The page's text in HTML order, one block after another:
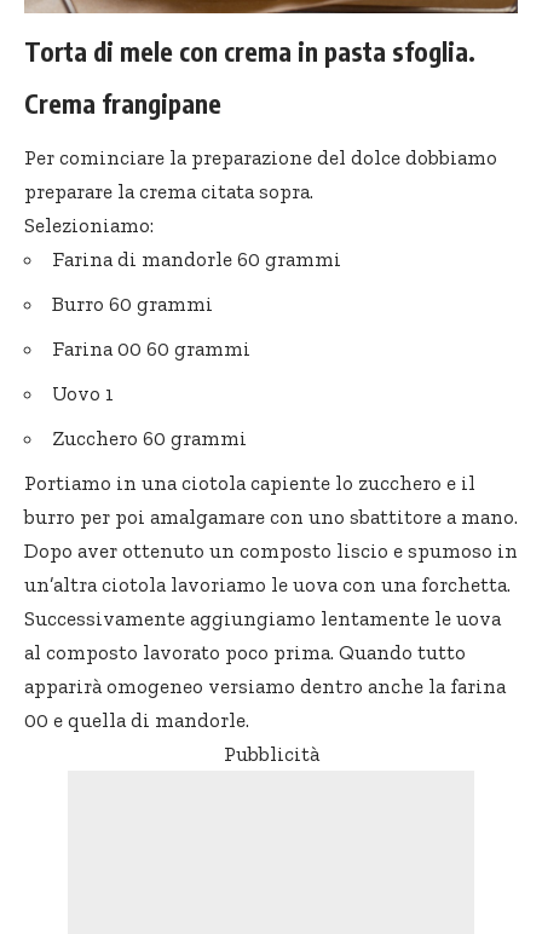
Torta di mele con crema in pasta sfoglia.
Crema frangipane
Per cominciare la preparazione del dolce dobbiamo
preparare la crema citata sopra.
Selezioniamo:
Farina di mandorle 60 grammi
Burro 60 grammi
Farina 00 60 grammi
Uovo 1
Zucchero 60 grammi
Portiamo in una ciotola capiente lo zucchero e il
burro per poi amalgamare con uno sbattitore a mano.
Dopo aver ottenuto un composto liscio e spumoso in
un’altra ciotola lavoriamo le uova con una forchetta.
Successivamente aggiungiamo lentamente le uova
al composto lavorato poco prima. Quando tutto
apparirà omogeneo versiamo dentro anche la farina
00 e quella di mandorle.
Pubblicità